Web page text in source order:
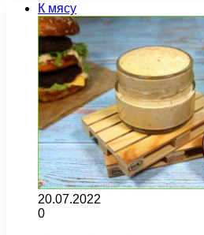
К мясу
20.07.2022
0